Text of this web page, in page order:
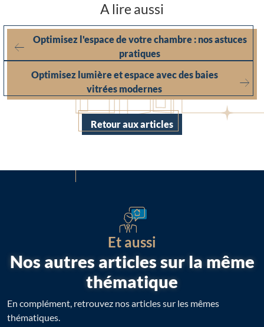
A lire aussi
Optimisez l'espace de votre chambre : nos astuces
pratiques
Optimisez lumière et espace avec des baies
vitrées modernes
Retour aux articles
Et aussi
Nos autres articles sur la même
thématique
En complément, retrouvez nos articles sur les mêmes
thématiques.